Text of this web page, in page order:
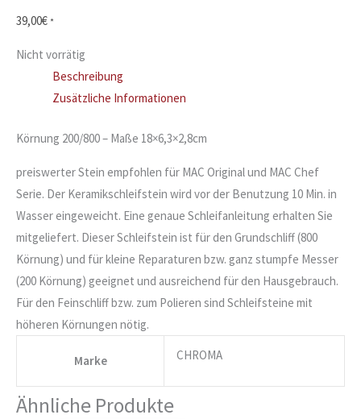
39,00€ *
Nicht vorrätig
Beschreibung
Zusätzliche Informationen
Körnung 200/800 – Maße 18×6,3×2,8cm
preiswerter Stein empfohlen für MAC Original und MAC Chef
Serie. Der Keramikschleifstein wird vor der Benutzung 10 Min. in
Wasser eingeweicht. Eine genaue Schleifanleitung erhalten Sie
mitgeliefert. Dieser Schleifstein ist für den Grundschliff (800
Körnung) und für kleine Reparaturen bzw. ganz stumpfe Messer
(200 Körnung) geeignet und ausreichend für den Hausgebrauch.
Für den Feinschliff bzw. zum Polieren sind Schleifsteine mit
höheren Körnungen nötig.
Marke CHROMA
Ähnliche Produkte